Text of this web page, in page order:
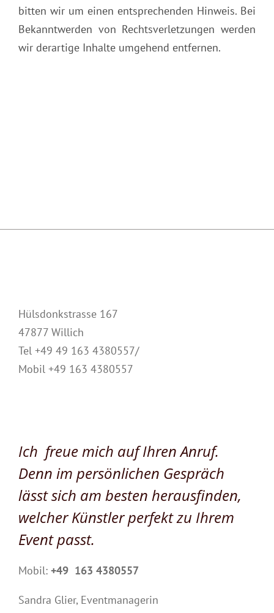
bitten wir um einen entsprechenden Hinweis. Bei
Bekanntwerden von Rechtsverletzungen werden
wir derartige Inhalte umgehend entfernen.
Hülsdonkstrasse 167
47877 Willich
Tel +49 49 163 4380557/
Mobil +49 163 4380557
Ich freue mich auf Ihren Anruf.
Denn im persönlichen Gespräch
lässt sich am besten herausfinden,
welcher Künstler perfekt zu Ihrem
Event passt.
Mobil: +49 163 4380557
Sandra Glier, Eventmanagerin